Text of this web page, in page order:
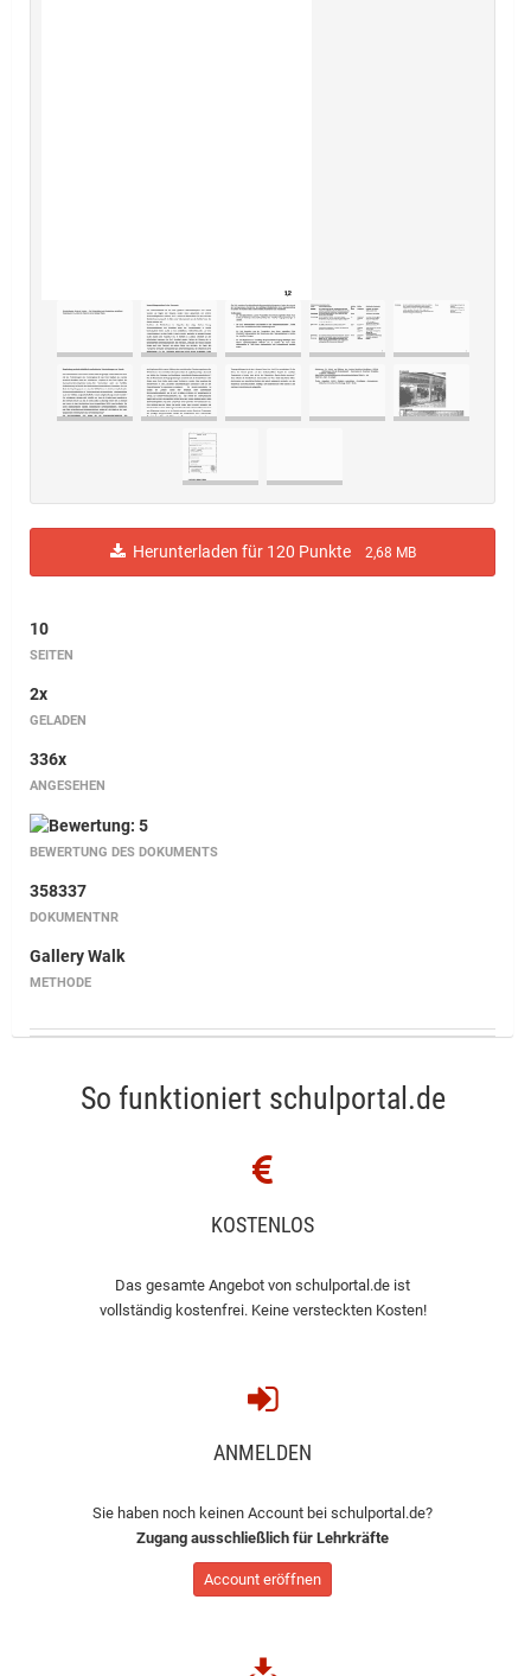
Herunterladen für 120 Punkte 2,68 MB
10
SEITEN
2x
GELADEN
336x
ANGESEHEN
BEWERTUNG DES DOKUMENTS
358337
DOKUMENTNR
Gallery Walk
METHODE
So funktioniert schulportal.de
KOSTENLOS
Das gesamte Angebot von schulportal.de ist
vollständig kostenfrei. Keine versteckten Kosten!
ANMELDEN
Sie haben noch keinen Account bei schulportal.de?
Zugang ausschließlich für Lehrkräfte
Account eröffnen